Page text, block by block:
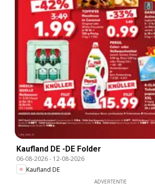
Kaufland DE -DE Folder
06-08-2026- 12-08-2026
Kaufland DE
ADVERTENTIE